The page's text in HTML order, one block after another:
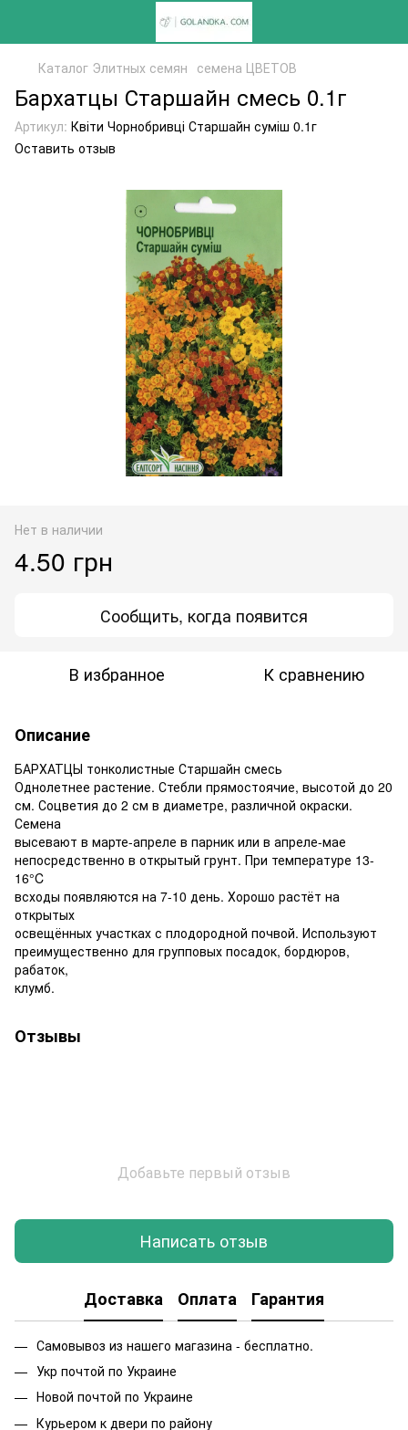
Каталог Элитных семян семена ЦВЕТОВ
Бархатцы Старшайн смесь 0.1г
Артикул: Квіти Чорнобривці Старшайн суміш 0.1г
Оставить отзыв
Нет в наличии
4.50 грн
Сообщить, когда появится
В избранное К сравнению
Описание
БАРХАТЦЫ тонколистные Старшайн смесь
Однолетнее растение. Стебли прямостоячие, высотой до 20
см. Соцветия до 2 см в диаметре, различной окраски.
Семена
высевают в марте-апреле в парник или в апреле-мае
непосредственно в открытый грунт. При температуре 13-
16°C
всходы появляются на 7-10 день. Хорошо растёт на
открытых
освещённых участках с плодородной почвой. Используют
преимущественно для групповых посадок, бордюров,
рабаток,
клумб.
Отзывы
Добавьте первый отзыв
Написать отзыв
Доставка Оплата Гарантия
Самовывоз из нашего магазина - бесплатно.
Укр почтой по Украине
Новой почтой по Украине
Курьером к двери по району